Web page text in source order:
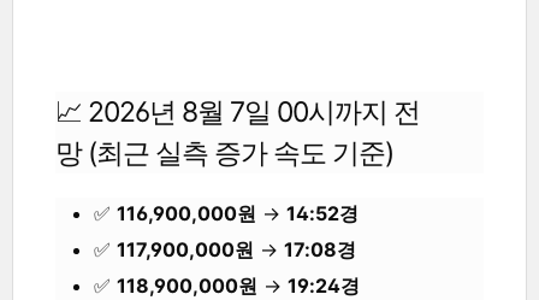
📈 2026년 8월 7일 00시까지 전
망 (최근 실측 증가 속도 기준)
✅ 116,900,000원 → 14:52경
✅ 117,900,000원 → 17:08경
✅ 118,900,000원 → 19:24경